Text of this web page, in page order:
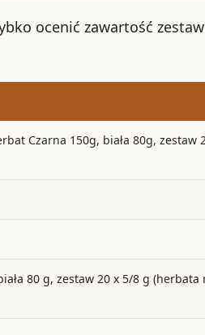
ocenić zawartość
Czarna 150g, biała 80g, zestaw
80 g, zestaw 20 x 5/8 g (herbata